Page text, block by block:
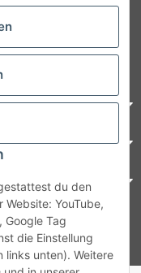
du den
YouTube,
Google Tag
die Einstellung
unten). Weitere
Media